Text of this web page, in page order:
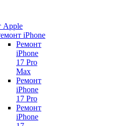
Apple
iPhone
Ремонт
iPhone
17 Pro
Max
Ремонт
iPhone
17 Pro
Ремонт
iPhone